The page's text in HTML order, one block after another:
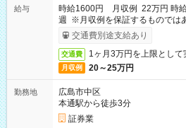
給与
時給1600円 月収例 22万円 時
週 ※月収例を保証するものでは
ービス利用可（利用条件有）
交通費別途支給あり
交通費 1ヶ月3万円を上限として
月収例 20～25万円
勤務地
広島市中区
本通駅から徒歩3分
証券業